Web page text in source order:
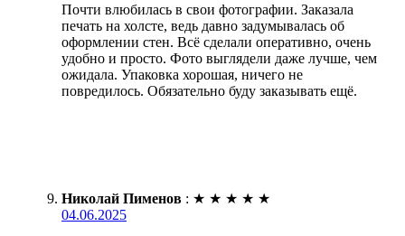
Почти влюбилась в свои фотографии. Заказала
печать на холсте, ведь давно задумывалась об
оформлении стен. Всё сделали оперативно, очень
удобно и просто. Фото выглядели даже лучше, чем
ожидала. Упаковка хорошая, ничего не
повредилось. Обязательно буду заказывать ещё.
Николай Пименов : ★ ★ ★ ★ ★
04.06.2025